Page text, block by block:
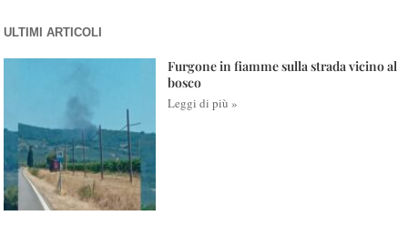
ULTIMI ARTICOLI
Furgone in fiamme sulla strada vicino al
bosco
Leggi di più »